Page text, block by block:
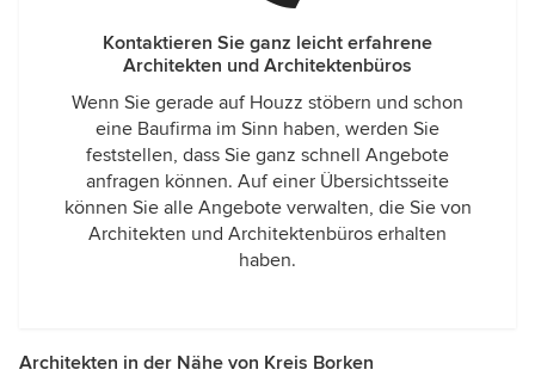
Kontaktieren Sie ganz leicht erfahrene
Architekten und Architektenbüros
Wenn Sie gerade auf Houzz stöbern und schon
eine Baufirma im Sinn haben, werden Sie
feststellen, dass Sie ganz schnell Angebote
anfragen können. Auf einer Übersichtsseite
können Sie alle Angebote verwalten, die Sie von
Architekten und Architektenbüros erhalten
haben.
Architekten in der Nähe von Kreis Borken